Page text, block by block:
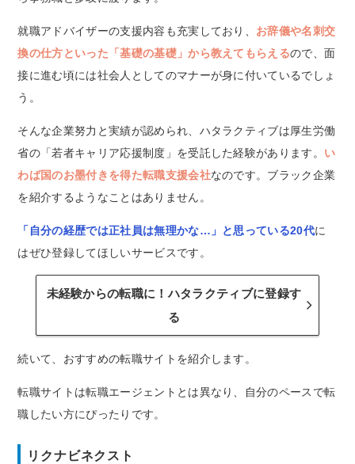
就職アドバイザーの支援内容も充実しており、 お辞儀や名刺交
換の仕方といった「基礎の基礎」から教えてもらえるので、面
接に進む頃には社会人としてのマナーが身に付いているでしょ
う。
そんな企業努力と実績が認められ、ハタラクティブは厚生労働
省の「若者キャリア応援制度」を受託した経験があります。 い
わば国のお墨付きを得た転職支援会社なのです。ブラック企業
を紹介するようなことはありません。
「自分の経歴では正社員は無理かな…」と思っている20代に
はぜひ登録してほしいサービスです。
未経験からの転職に！ハタラクティブに登録す
る
続いて、おすすめの転職サイトを紹介します。
転職サイトは転職エージェントとは異なり、自分のペースで転
職したい方にぴったりです。
リクナビネクスト